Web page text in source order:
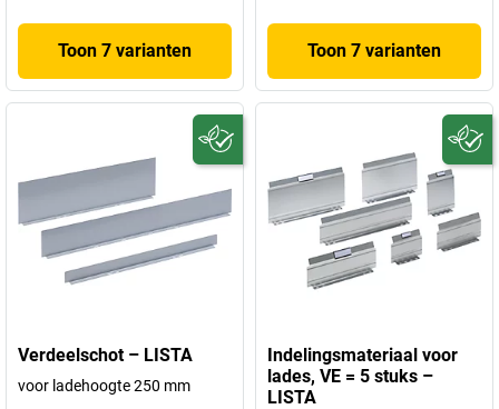
Toon 7 varianten Toon 7 varianten
Verdeelschot – LISTA
voor ladehoogte 250 mm
Indelingsmateriaal voor
lades, VE = 5 stuks –
LISTA